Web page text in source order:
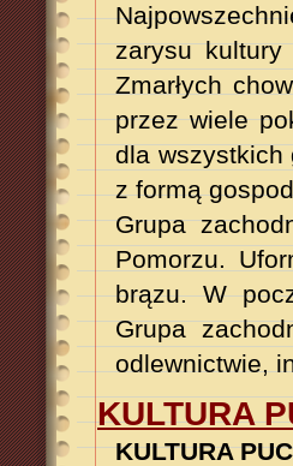
zarysu kultury
Zmarłych
przez wiele
dla wszystkich
z formą
Grupa
Pomorzu.
brązu. W
Grupa
odlewnictwie,
KULTURA
KULTURA